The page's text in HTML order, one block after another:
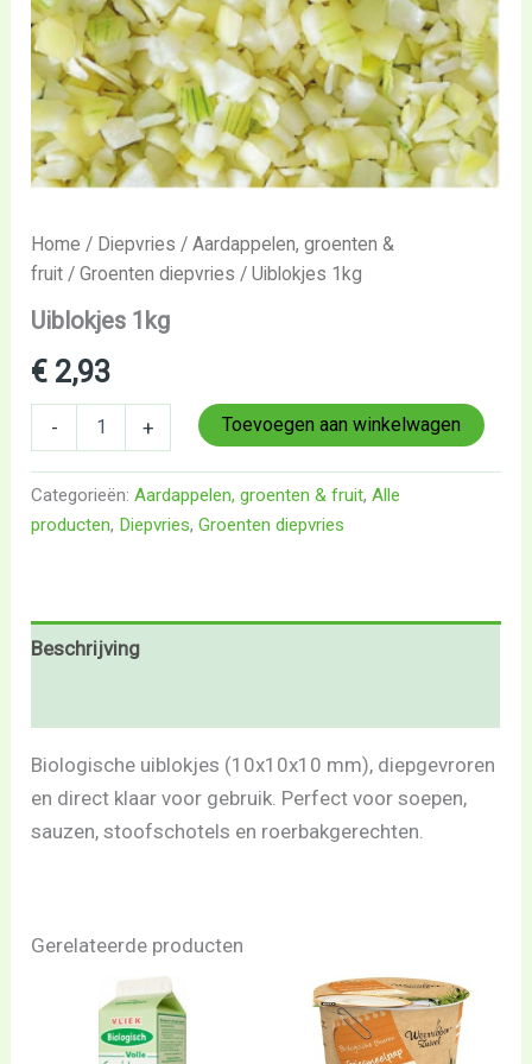
Home / Diepvries /Aardappelen, groenten &
fruit /Groenten diepvries / Uiblokjes 1kg
Uiblokjes 1kg
€ 2,93
- + Toevoegen aan winkelwagen
Categorieën:Aardappelen, groenten & fruit,Alle
producten, Diepvries,Groenten diepvries
Beschrijving
Biologische uiblokjes (10x10x10 mm), diepgevroren
en direct klaar voor gebruik. Perfect voor soepen,
sauzen, stoofschotels en roerbakgerechten.
Gerelateerde producten